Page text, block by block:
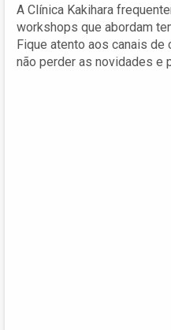
A Clínica Kakihara
workshops que abordam
Fique atento aos canais de
não perder as novidades e